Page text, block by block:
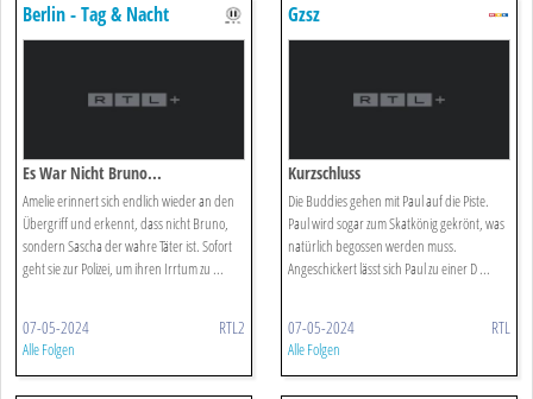
Berlin - Tag & Nacht
Es War Nicht Bruno...
Amelie erinnert sich endlich wieder an den
Übergriff und erkennt, dass nicht Bruno,
sondern Sascha der wahre Täter ist. Sofort
geht sie zur Polizei, um ihren Irrtum zu ...
07-05-2024 RTL2
Alle Folgen
Gzsz
Kurzschluss
Die Buddies gehen mit Paul auf die Piste.
Paul wird sogar zum Skatkönig gekrönt, was
natürlich begossen werden muss.
Angeschickert lässt sich Paul zu einer D ...
07-05-2024 RTL
Alle Folgen